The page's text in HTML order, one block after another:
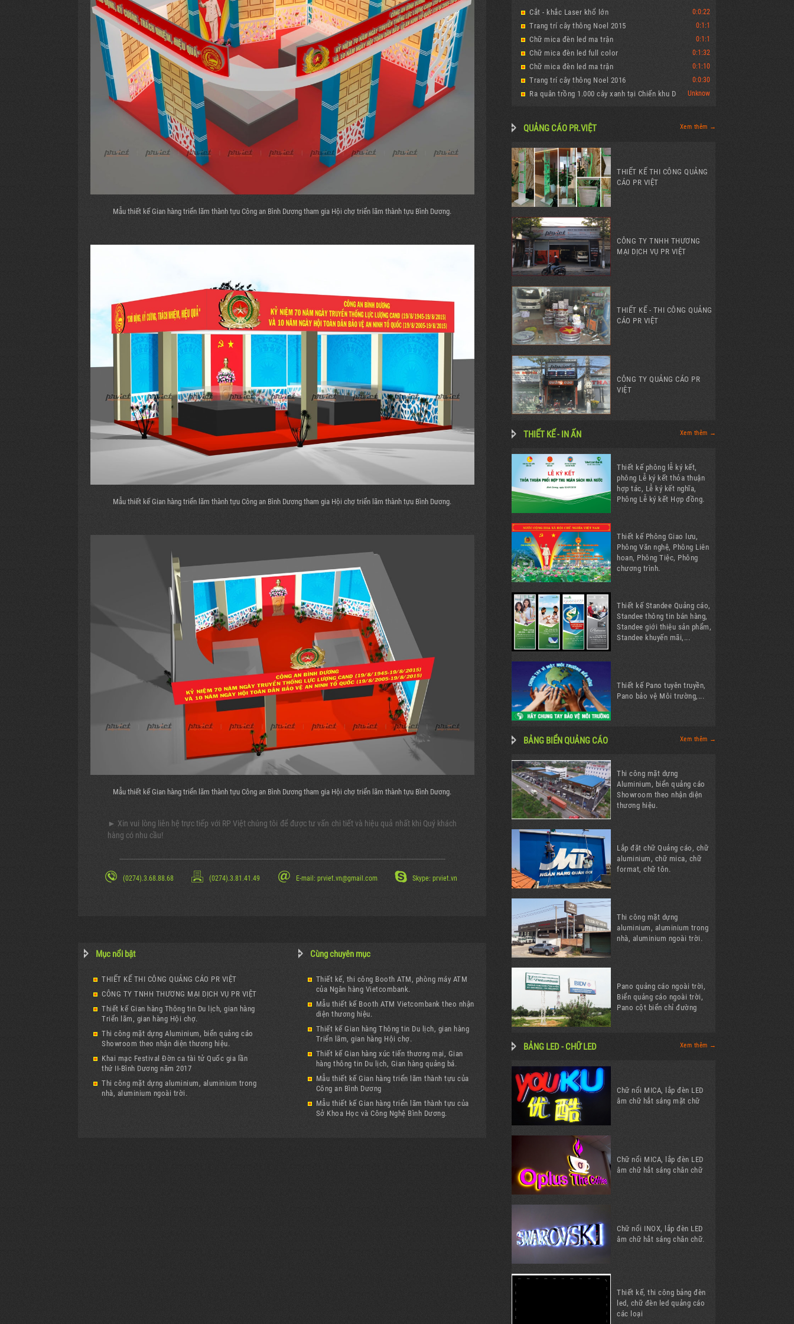
Mẫu thiết kế Gian hàng triển lãm thành tựu Công an Bình Dương tham gia Hội chợ triển lãm thành tựu Bình Dương.
Mẫu thiết kế Gian hàng triển lãm thành tựu Công an Bình Dương tham gia Hội chợ triển lãm thành tựu Bình Dương.
Mẫu thiết kế Gian hàng triển lãm thành tựu Công an Bình Dương tham gia Hội chợ triển lãm thành tựu Bình Dương.
► Xin vui lòng liên hệ trực tiếp với RP Việt chúng tôi để được tư vấn chi tiết và hiệu quả nhất khi Quý khách
hàng có nhu cầu!
----------------------------------------------------------------------------------------------------------------------------------------------------------------------------------------
(0274).3.68.88.68 (0274).3.81.41.49 E-mail: prviet.vn@gmail.com Skype: prviet.vn
Mục nổi bật
THIẾT KẾ THI CÔNG QUẢNG CÁO PR VIỆT
CÔNG TY TNHH THƯƠNG MẠI DỊCH VỤ PR VIỆT
Thiết kế Gian hàng Thông tin Du lịch, gian hàng
Triển lãm, gian hàng Hội chợ.
Thi công mặt dựng Aluminium, biển quảng cáo
Showroom theo nhận diện thương hiệu.
Khai mạc Festival Đờn ca tài tử Quốc gia lần
thứ II-Bình Dương năm 2017
Thi công mặt dựng aluminium, aluminium trong
nhà, aluminium ngoài trời.
Cùng chuyên mục
Thiết kế, thi công Booth ATM, phòng máy ATM
của Ngân hàng Vietcombank.
Mẫu thiết kế Booth ATM Vietcombank theo nhận
diện thương hiệu.
Thiết kế Gian hàng Thông tin Du lịch, gian hàng
Triển lãm, gian hàng Hội chợ.
Thiết kế Gian hàng xúc tiến thương mại, Gian
hàng thông tin Du lịch, Gian hàng quảng bá.
Mẫu thiết kế Gian hàng triển lãm thành tựu của
Công an Bình Dương
Mẫu thiết kế Gian hàng triển lãm thành tựu của
Sở Khoa Học và Công Nghệ Bình Dương.
Cắt - khắc Laser khổ lớn 0:0:22
Trang trí cây thông Noel 2015 0:1:1
Chữ mica đèn led ma trận 0:1:1
Chữ mica đèn led full color 0:1:32
Chữ mica đèn led ma trận 0:1:10
Trang trí cây thông Noel 2016 0:0:30
Ra quân trồng 1.000 cây xanh tại Chiến khu D Unknow
QUẢNG CÁO PR.VIỆT Xem thêm →
THIẾT KẾ THI CÔNG QUẢNG
CÁO PR VIỆT
CÔNG TY TNHH THƯƠNG
MẠI DỊCH VỤ PR VIỆT
THIẾT KẾ - THI CÔNG QUẢNG
CÁO PR VIỆT
CÔNG TY QUẢNG CÁO PR
VIỆT
THIẾT KẾ - IN ẤN Xem thêm →
Thiết kế phông lễ ký kết,
phông Lễ ký kết thỏa thuận
hợp tác, Lễ ký kết nghĩa,
Phông Lễ ký kết Hợp đồng.
Thiết kế Phông Giao lưu,
Phông Văn nghệ, Phông Liên
hoan, Phông Tiệc, Phông
chương trình.
Thiết kế Standee Quảng cáo,
Standee thông tin bán hàng,
Standee giới thiệu sản phẩm,
Standee khuyến mãi,...
Thiết kế Pano tuyên truyền,
Pano bảo vệ Môi trường,...
BẢNG BIỂN QUẢNG CÁO Xem thêm →
Thi công mặt dựng
Aluminium, biển quảng cáo
Showroom theo nhận diện
thương hiệu.
Lắp đặt chữ Quảng cáo, chữ
aluminium, chữ mica, chữ
format, chữ tôn.
Thi công mặt dựng
aluminium, aluminium trong
nhà, aluminium ngoài trời.
Pano quảng cáo ngoài trời,
Biển quảng cáo ngoài trời,
Pano cột biển chỉ đường
BẢNG LED - CHỮ LED Xem thêm →
Chữ nổi MICA, lắp đèn LED
âm chữ hắt sáng mặt chữ
Chữ nổi MICA, lắp đèn LED
âm chữ hắt sáng chân chữ
Chữ nổi INOX, lắp đèn LED
âm chữ hắt sáng chân chữ.
Thiết kế, thi công bảng đèn
led, chữ đèn led quảng cáo
các loại